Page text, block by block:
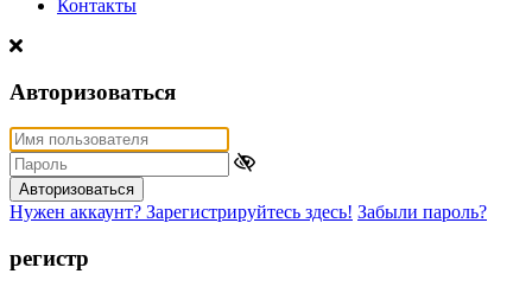
Контакты
Авторизоваться
Авторизоваться
Нужен аккаунт? Зарегистрируйтесь здесь! Забыли пароль?
регистр